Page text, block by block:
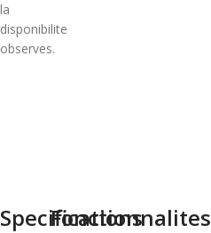
la
disponibilite
observes.
Specifications
Fonctionnalites